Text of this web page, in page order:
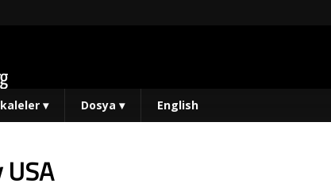
▾ Dosya ▾ English